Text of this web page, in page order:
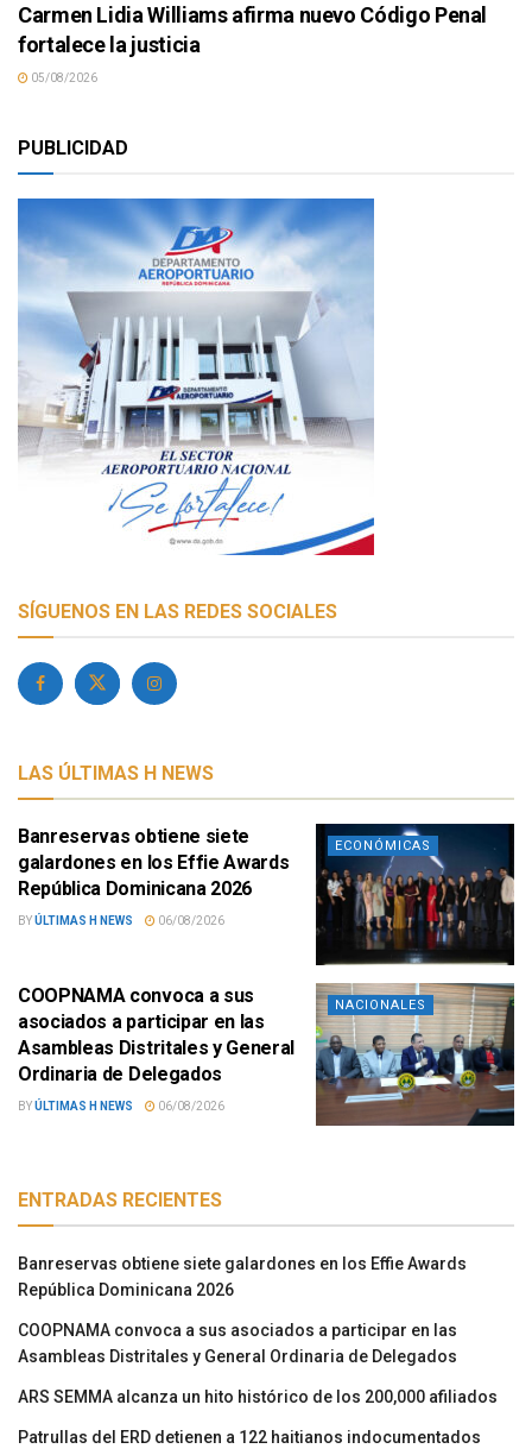
Carmen Lidia Williams afirma nuevo Código Penal
fortalece la justicia
05/08/2026
PUBLICIDAD
SÍGUENOS EN LAS REDES SOCIALES
LAS ÚLTIMAS H NEWS
ECONÓMICAS
Banreservas obtiene siete
galardones en los Effie Awards
República Dominicana 2026
BYÚLTIMAS H NEWS 06/08/2026
NACIONALES
COOPNAMA convoca a sus
asociados a participar en las
Asambleas Distritales y General
Ordinaria de Delegados
BYÚLTIMAS H NEWS 06/08/2026
ENTRADAS RECIENTES
Banreservas obtiene siete galardones en los Effie Awards
República Dominicana 2026
COOPNAMA convoca a sus asociados a participar en las
Asambleas Distritales y General Ordinaria de Delegados
ARS SEMMA alcanza un hito histórico de los 200,000 afiliados
Patrullas del ERD detienen a 122 haitianos indocumentados